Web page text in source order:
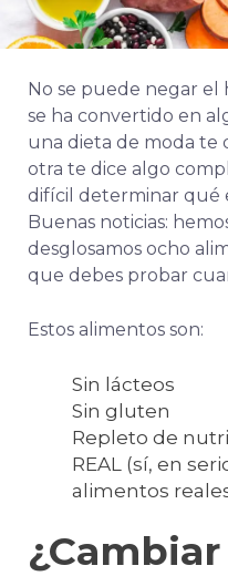
No se puede negar el
se ha convertido en
una dieta de moda te
otra te dice algo
difícil determinar qué
Buenas noticias:
desglosamos ocho
que debes probar
Estos alimentos son:
Sin lácteos
Sin gluten
Repleto de
REAL (sí, en
alimentos